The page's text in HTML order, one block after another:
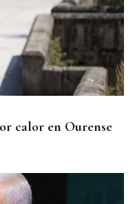
calor en Ourense